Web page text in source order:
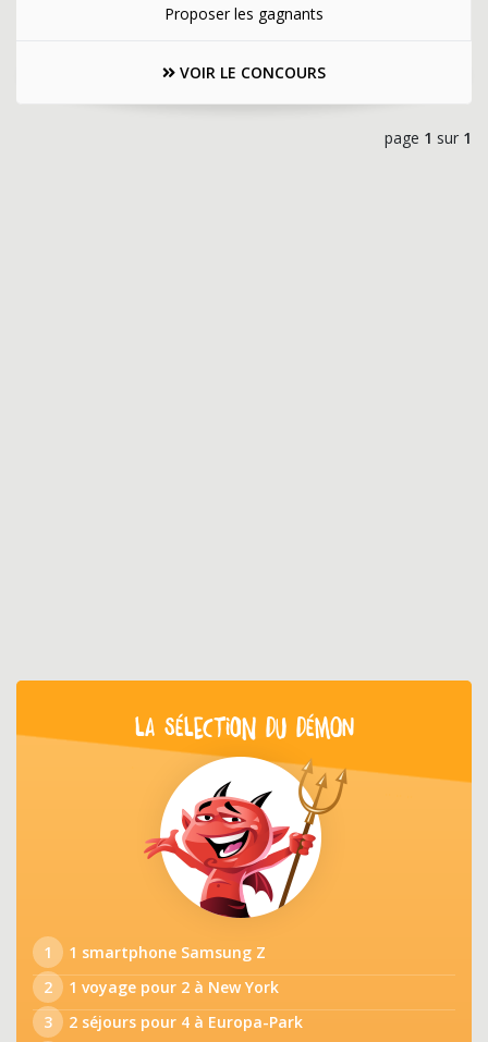
Proposer les gagnants
VOIR LE CONCOURS
page 1 sur 1
LA SÉLECTION DU DÉMON
1
1 smartphone Samsung Z
2
1 voyage pour 2 à New York
3
2 séjours pour 4 à Europa-Park